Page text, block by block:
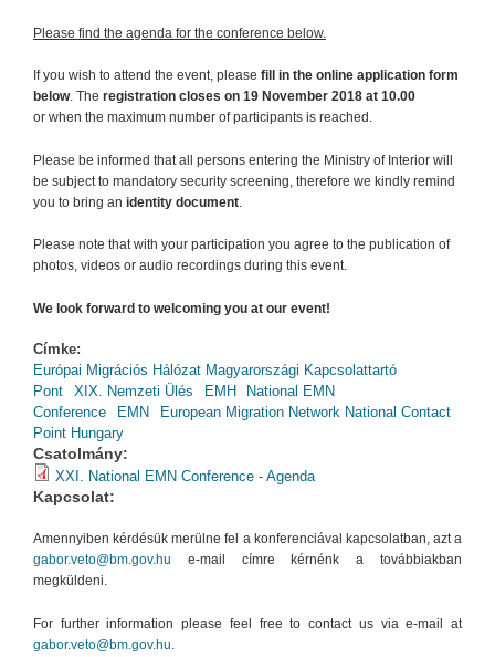
Please find the agenda for the conference below.
If you wish to attend the event, please fill in the online application form
below. The registration closes on 19 November 2018 at 10.00
or when the maximum number of participants is reached.
Please be informed that all persons entering the Ministry of Interior will
be subject to mandatory security screening, therefore we kindly remind
you to bring an identity document
Please note that with your participation you agree to the publication of
photos, videos or audio recordings during this event.
We look forward to welcoming you at our event!
Címke:
Európai Migrációs Hálózat Magyarországi Kapcsolattartó
Pont
XIX. Nemzeti Ülés EMH
National EMN
Conference
EMN
European Migration Network National Contact
Point Hungary
Csatolmány:
XXI. National EMN Conference - Agenda
Kapcsolat:
Amennyiben kérdésük merülne fel a konferenciával kapcsolatban, azt a
gabor.veto@bm.gov.hu e-mail címre kérnénk a továbbiakban
megküldeni.
For further information please feel free to contact us via e-mail at
gabor.veto@bm.gov.hu